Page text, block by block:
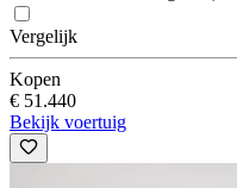
Vergelijk
Kopen
€ 51.440
Bekijk voertuig